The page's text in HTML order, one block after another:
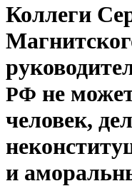
Коллеги
РФ не
человек,
и